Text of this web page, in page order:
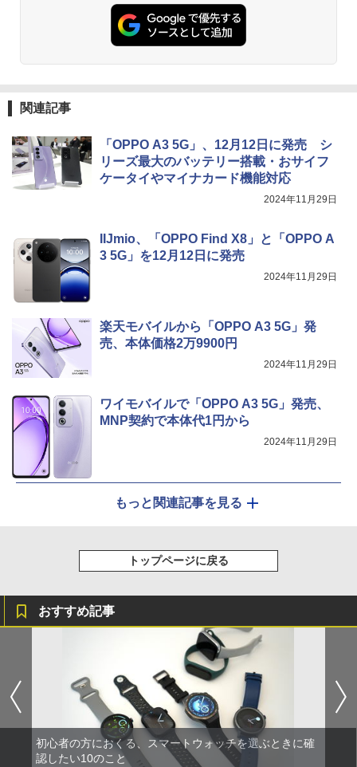
関連記事
「OPPO A3 5G」、12月12日に発売 シ
リーズ最大のバッテリー搭載・おサイフ
ケータイやマイナカード機能対応
2024年11月29日
IIJmio、「OPPO Find X8」と「OPPO A
3 5G」を12月12日に発売
2024年11月29日
楽天モバイルから「OPPO A3 5G」発
売、本体価格2万9900円
2024年11月29日
ワイモバイルで「OPPO A3 5G」発売、
MNP契約で本体代1円から
2024年11月29日
もっと関連記事を見る
トップページに戻る
おすすめ記事
初心者の方におくる、スマートウォッチを選ぶときに確
認したい10のこと